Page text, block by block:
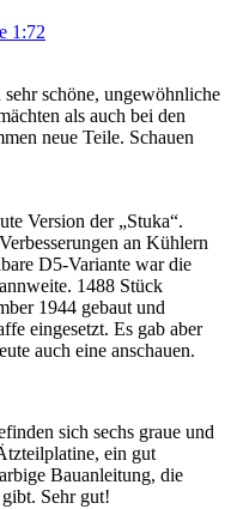
1:72
schöne, ungewöhnliche
als auch bei den
neue Teile. Schauen
Version der „Stuka“.
an Kühlern
D5-Variante war die
1488 Stück
1944 gebaut und
eingesetzt. Es gab aber
auch eine anschauen.
sich sechs graue und
ein gut
Bauanleitung, die
Sehr gut!